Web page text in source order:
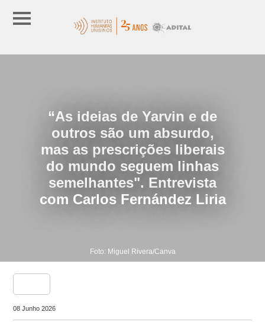
“As ideias de Yarvin e de
outros são um absurdo,
mas as prescrições liberais
do mundo seguem linhas
semelhantes". Entrevista
com Carlos Fernández Liria
Foto: Miguel Rivera/Canva
08 Junho 2026